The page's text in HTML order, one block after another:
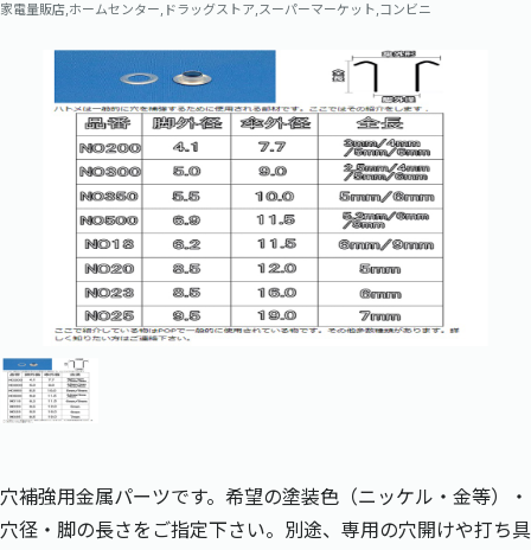
家電量販店,ホームセンター,ドラッグストア,スーパーマーケット,コンビニ
穴補強用金属パーツです。希望の塗装色（ニッケル・金等）・
穴径・脚の長さをご指定下さい。別途、専用の穴開けや打ち具